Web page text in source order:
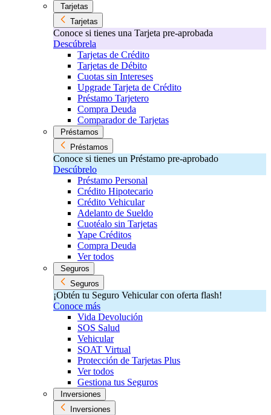
Tarjetas
Tarjetas
Conoce si tienes una Tarjeta pre-aprobada
Descúbrela
Tarjetas de Crédito
Tarjetas de Débito
Cuotas sin Intereses
Upgrade Tarjeta de Crédito
Préstamo Tarjetero
Compra Deuda
Comparador de Tarjetas
Préstamos
Préstamos
Conoce si tienes un Préstamo pre-aprobado
Descúbrelo
Préstamo Personal
Crédito Hipotecario
Crédito Vehicular
Adelanto de Sueldo
Cuotéalo sin Tarjetas
Yape Créditos
Compra Deuda
Ver todos
Seguros
Seguros
¡Obtén tu Seguro Vehicular con oferta flash!
Conoce más
Vida Devolución
SOS Salud
Vehicular
SOAT Virtual
Protección de Tarjetas Plus
Ver todos
Gestiona tus Seguros
Inversiones
Inversiones